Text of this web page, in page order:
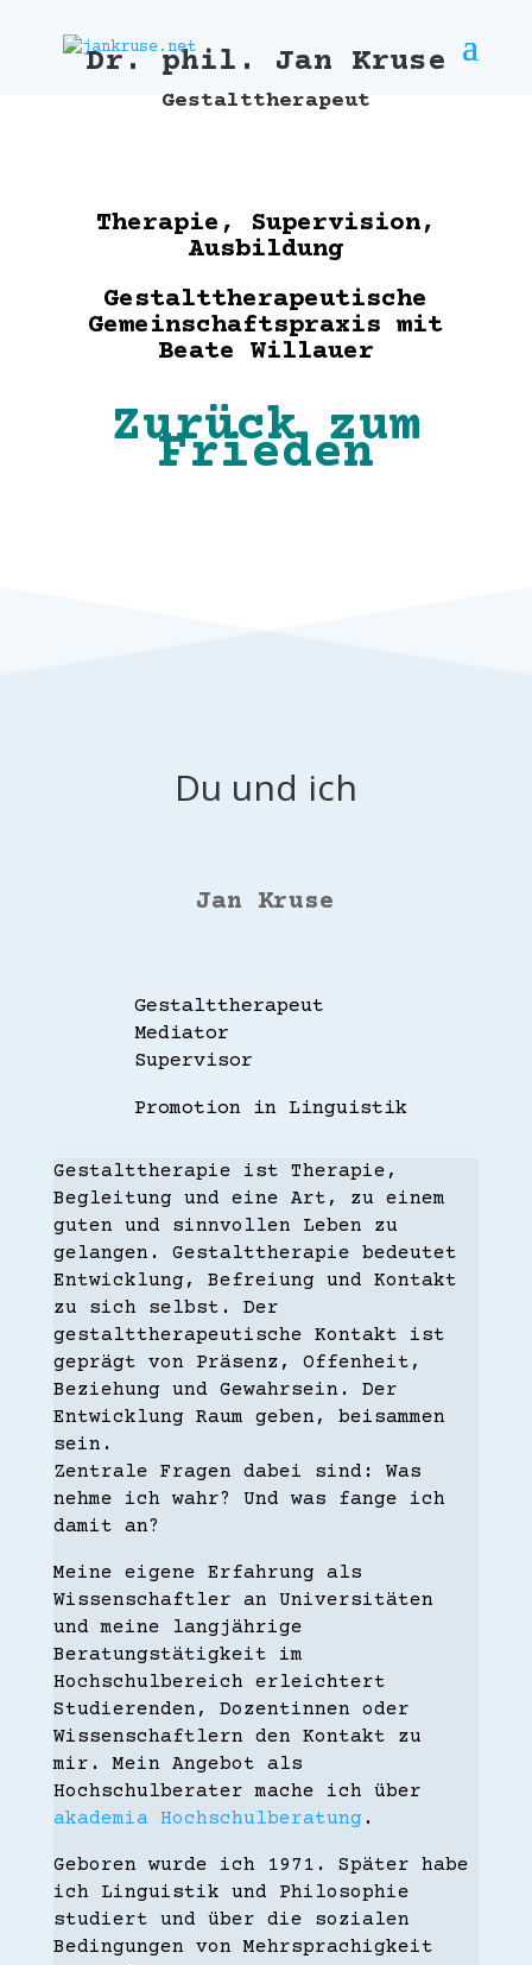
Dr. phil. Jan Kruse
Gestalttherapeut
Therapie, Supervision,
Ausbildung
Gestalttherapeutische
Gemeinschaftspraxis mit
Beate Willauer
Zurück zum
Frieden
Du und ich
Jan Kruse
Gestalttherapeut
Mediator
Supervisor
Promotion in Linguistik
Gestalttherapie ist Therapie,
Begleitung und eine Art, zu einem
guten und sinnvollen Leben zu
gelangen. Gestalttherapie bedeutet
Entwicklung, Befreiung und Kontakt
zu sich selbst. Der
gestalttherapeutische Kontakt ist
geprägt von Präsenz, Offenheit,
Beziehung und Gewahrsein. Der
Entwicklung Raum geben, beisammen
sein.
Zentrale Fragen dabei sind: Was
nehme ich wahr? Und was fange ich
damit an?
Meine eigene Erfahrung als
Wissenschaftler an Universitäten
und meine langjährige
Beratungstätigkeit im
Hochschulbereich erleichtert
Studierenden, Dozentinnen oder
Wissenschaftlern den Kontakt zu
mir. Mein Angebot als
Hochschulberater mache ich über
akademia Hochschulberatung .
Geboren wurde ich 1971. Später habe
ich Linguistik und Philosophie
studiert und über die sozialen
Bedingungen von Mehrsprachigkeit